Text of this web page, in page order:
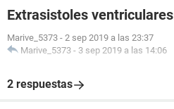
Extrasistoles ventriculares
Marive_5373 - 2 sep 2019 a las 23:37
Marive_5373 - 3 sep 2019 a las 14:06
2 respuestas